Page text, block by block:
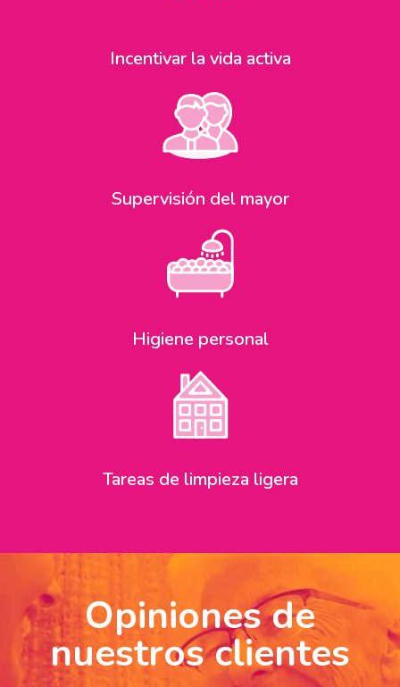
Incentivar la vida activa
Supervisión del mayor
Higiene personal
Tareas de limpieza ligera
Opiniones de
nuestros clientes